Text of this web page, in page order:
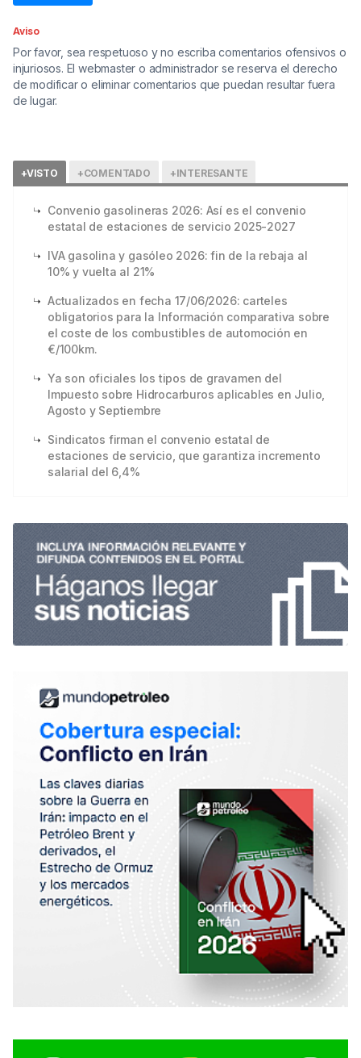
Aviso
Por favor, sea respetuoso y no escriba comentarios ofensivos o
injuriosos. El webmaster o administrador se reserva el derecho
de modificar o eliminar comentarios que puedan resultar fuera
de lugar.
+VISTO +COMENTADO +INTERESANTE
Convenio gasolineras 2026: Así es el convenio
estatal de estaciones de servicio 2025-2027
IVA gasolina y gasóleo 2026: fin de la rebaja al
10% y vuelta al 21%
Actualizados en fecha 17/06/2026: carteles
obligatorios para la Información comparativa sobre
el coste de los combustibles de automoción en
€/100km.
Ya son oficiales los tipos de gravamen del
Impuesto sobre Hidrocarburos aplicables en Julio,
Agosto y Septiembre
Sindicatos firman el convenio estatal de
estaciones de servicio, que garantiza incremento
salarial del 6,4%